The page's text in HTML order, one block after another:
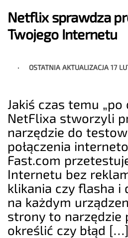
Netflix sprawdza
Twojego Internetu
OSTATNIA AKTUALIZACJA17
Jakiś czas temu
NetFlixa stworzyli
narzędzie do
połączenia
Fast.com
Internetu bez
klikania czy flasha i
na każdym
strony to narzędzie
określić czy błąd […]